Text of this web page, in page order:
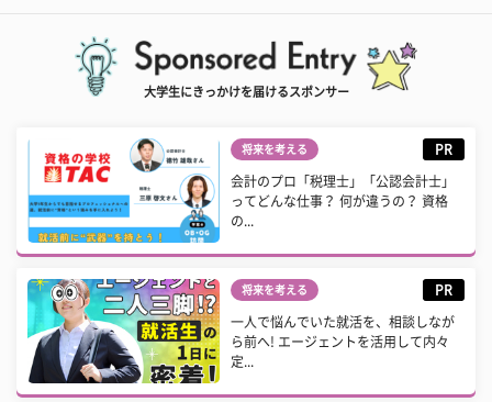
大学生にきっかけを届けるスポンサー
将来を考える PR
会計のプロ「税理士」「公認会計士」
ってどんな仕事？ 何が違うの？ 資格
の...
将来を考える PR
一人で悩んでいた就活を、相談しなが
ら前へ! エージェントを活用して内々
定...